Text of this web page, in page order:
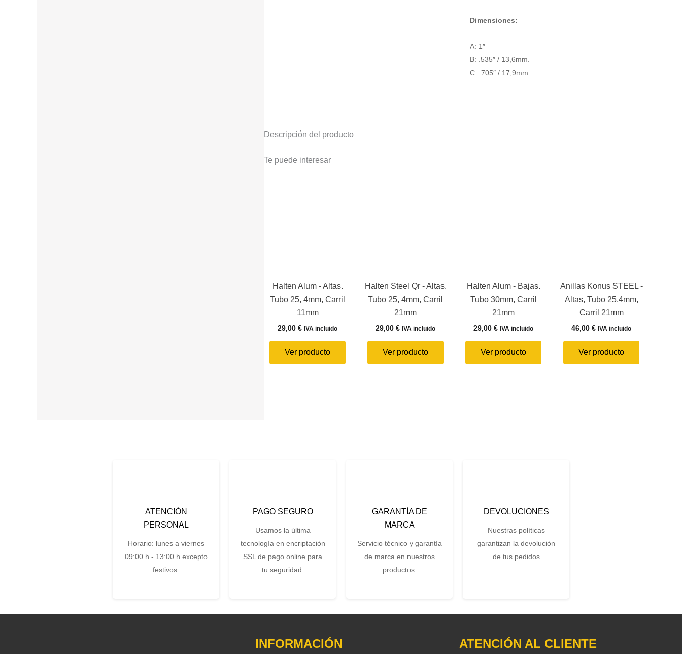
Dimensiones:
A: 1″
B: .535″ / 13,6mm.
C: .705″ / 17,9mm.
Descripción del producto
Te puede interesar
Halten Alum - Altas.
Tubo 25, 4mm, Carril
11mm
29,00€ IVA incluido
Ver producto
Halten Steel Qr - Altas.
Tubo 25, 4mm, Carril
21mm
29,00€ IVA incluido
Ver producto
Halten Alum - Bajas.
Tubo 30mm, Carril
21mm
29,00€ IVA incluido
Ver producto
Anillas Konus STEEL -
Altas, Tubo 25,4mm,
Carril 21mm
46,00€ IVA incluido
Ver producto
ATENCIÓN
PERSONAL
Horario: lunes a viernes
09:00 h - 13:00 h excepto
festivos.
PAGO SEGURO
Usamos la última
tecnología en encriptación
SSL de pago online para
tu seguridad.
GARANTÍA DE
MARCA
Servicio técnico y garantía
de marca en nuestros
productos.
DEVOLUCIONES
Nuestras políticas
garantizan la devolución
de tus pedidos
INFORMACIÓN ATENCIÓN AL CLIENTE